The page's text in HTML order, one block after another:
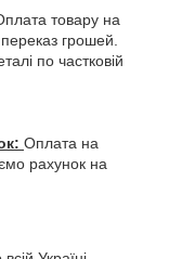
товару на
грошей.
по частковій
Оплата на
рахунок на